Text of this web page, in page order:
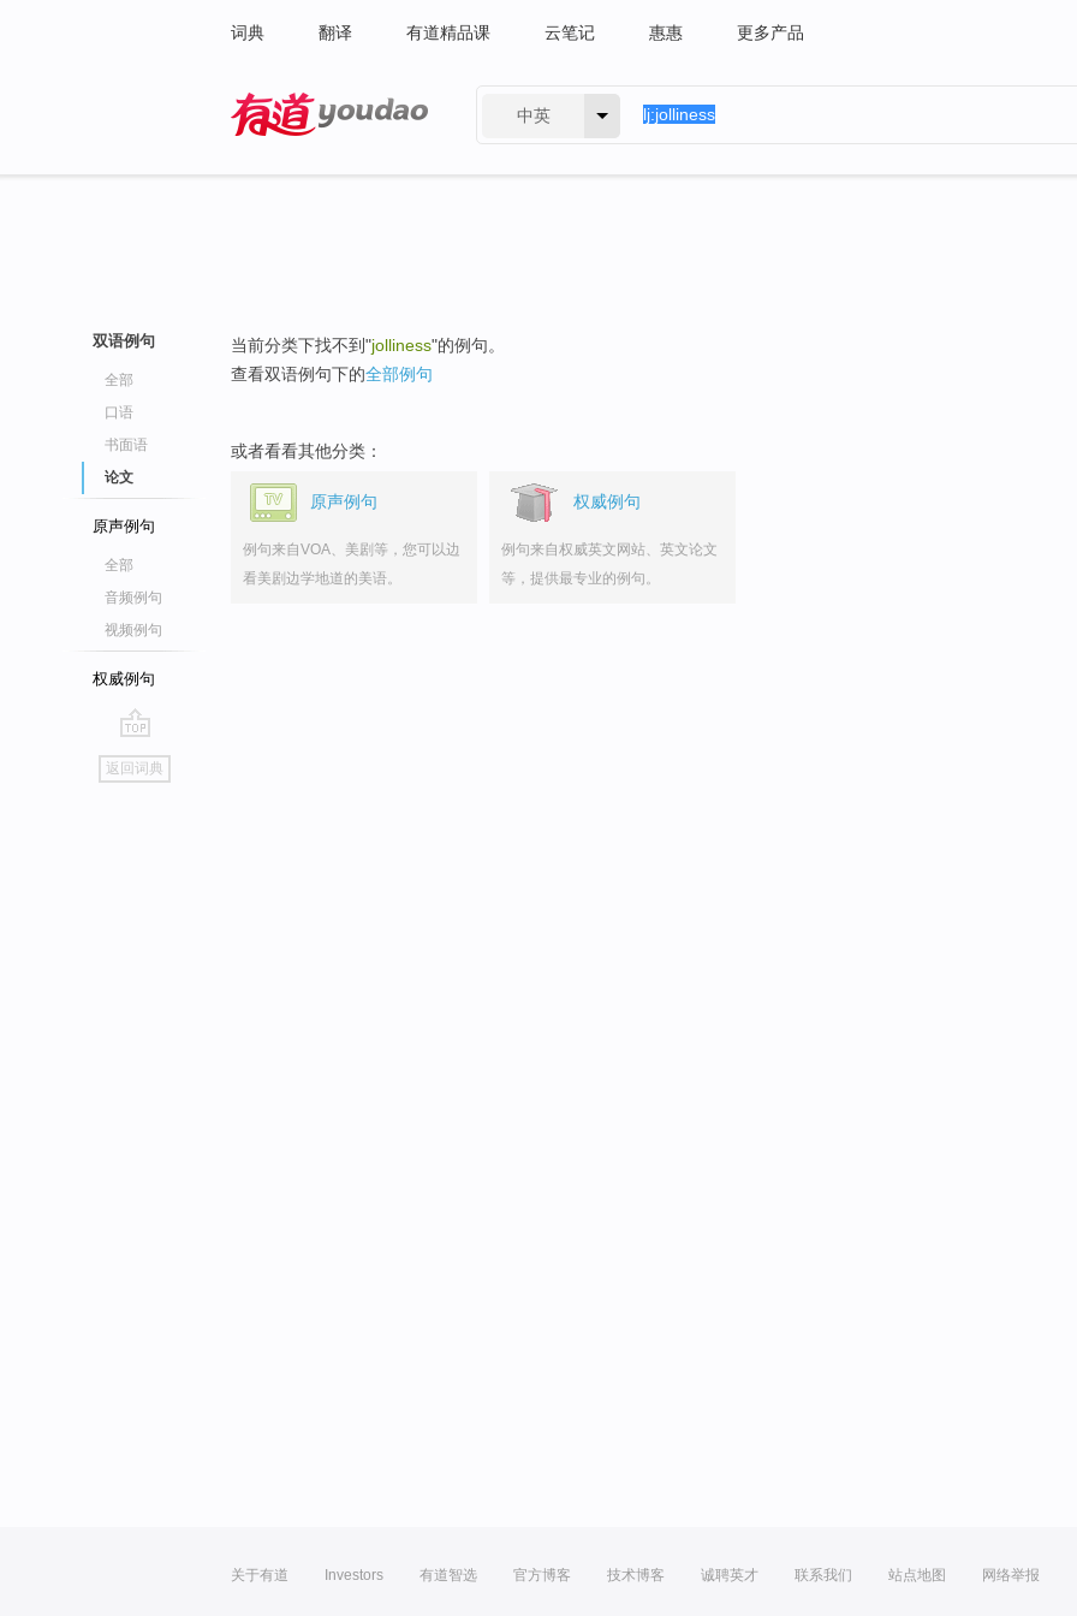
词典 翻译 有道精品课 云笔记 惠惠 更多产品
中英
双语例句
全部
口语
书面语
论文
原声例句
全部
音频例句
视频例句
权威例句
go
top
返回词典
当前分类下找不到"jolliness"的例句。
查看双语例句下的全部例句
或者看看其他分类：
原声例句
例句来自VOA、美剧等，您可以边
看美剧边学地道的美语。
权威例句
例句来自权威英文网站、英文论文
等，提供最专业的例句。
关于有道 Investors 有道智选 官方博客 技术博客 诚聘英才 联系我们 站点地图 网络举报